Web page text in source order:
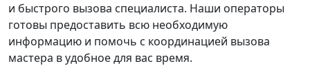
и быстрого вызова специалиста. Наши операторы
готовы предоставить всю необходимую
информацию и помочь с координацией вызова
мастера в удобное для вас время.